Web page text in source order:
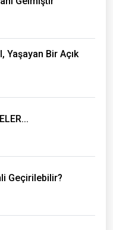
Yaşayan Bir Açık
Geçirilebilir?